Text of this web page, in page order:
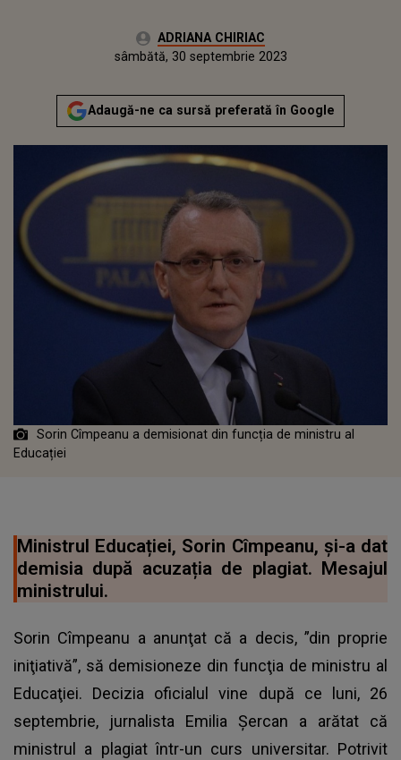
Autor:ADRIANA CHIRIAC
vineri, 30 septembrie 2022
Actualizat:
sâmbătă, 30 septembrie 2023
Adaugă-ne ca sursă preferată în Google
Sorin Cîmpeanu a demisionat din funcția de ministru al
Educației
Ministrul Educației, Sorin Cîmpeanu, și-a dat
demisia după acuzația de plagiat. Mesajul
ministrului.
Sorin Cîmpeanu a anunţat că a decis, ”din proprie
iniţiativă”, să demisioneze din funcţia de ministru al
Educaţiei. Decizia oficialul vine după ce luni, 26
septembrie, jurnalista Emilia Șercan a arătat că
ministrul a plagiat într-un curs universitar. Potrivit